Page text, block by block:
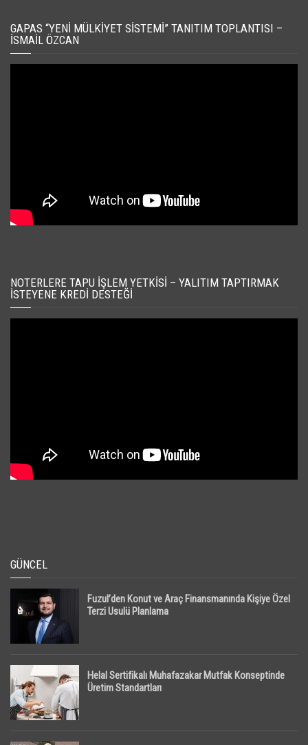
GAPAS “YENI MÜLKIYET SISTEMI” TANITIM TOPLANTISI –
İSMAIL ÖZCAN
NOTERLERE TAPU İŞLEM YETKISI – YALITIM TAPTIRMAK
İSTEYENE KREDI DESTEĞI
GÜNCEL
Fuzul’den Konut ve Araç Finansmanında Kişiye Özel
Terzi Usulü Planlama
Helal Sertifikalı Muhafazakar Mutfak Konseptinde
Üretim Standartları